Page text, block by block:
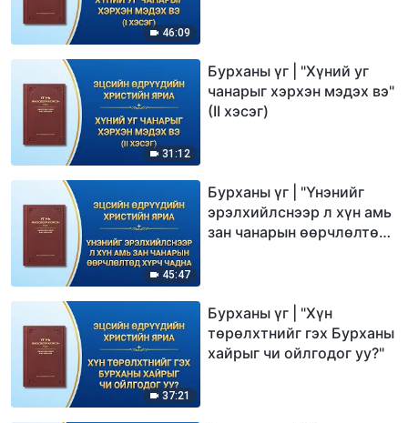
46:09
31:12
Бурханы үг | "Хүний уг
чанарыг хэрхэн мэдэх вэ"
(II хэсэг)
45:47
Бурханы үг | "Үнэнийг
эрэлхийлснээр л хүн амь
зан чанарын өөрчлөлтөд
37:21
Бурханы үг | "Хүн
төрөлхтнийг гэх Бурханы
хайрыг чи ойлгодог уу?"